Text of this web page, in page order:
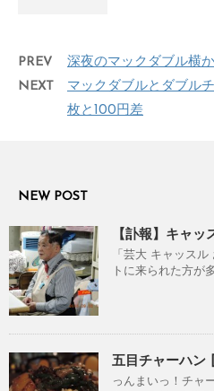
PREV
深夜のマックダブル横
NEXT
マックダブルとダブル
枚と100円差
NEW POST
【訃報】キャ
「芸大 キャッス
トに来られた方が
五目チャーハン
っんまいっ！チャ